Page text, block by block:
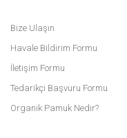
Bize Ulaşın
Havale Bildirim Formu
İletişim Formu
Tedarikçi Başvuru Formu
Organik Pamuk Nedir?